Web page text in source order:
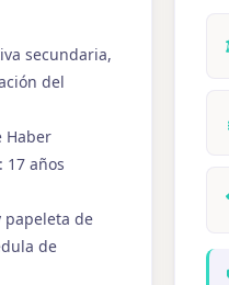
secundaria,
del
Haber
17 años
papeleta de
de